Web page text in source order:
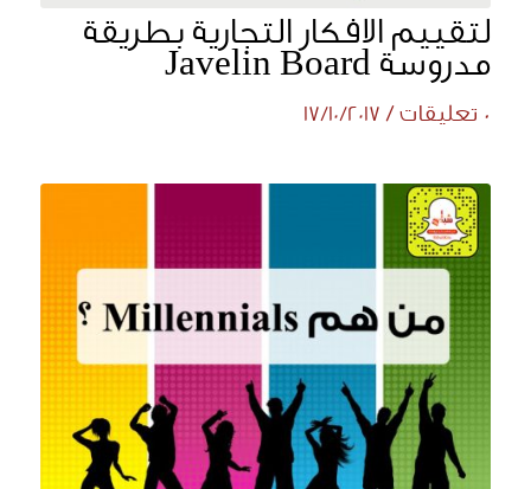
لتقييم الافكار التجارية بطريقة
مدروسة Javelin Board
0 تعليقات /
17/10/2017